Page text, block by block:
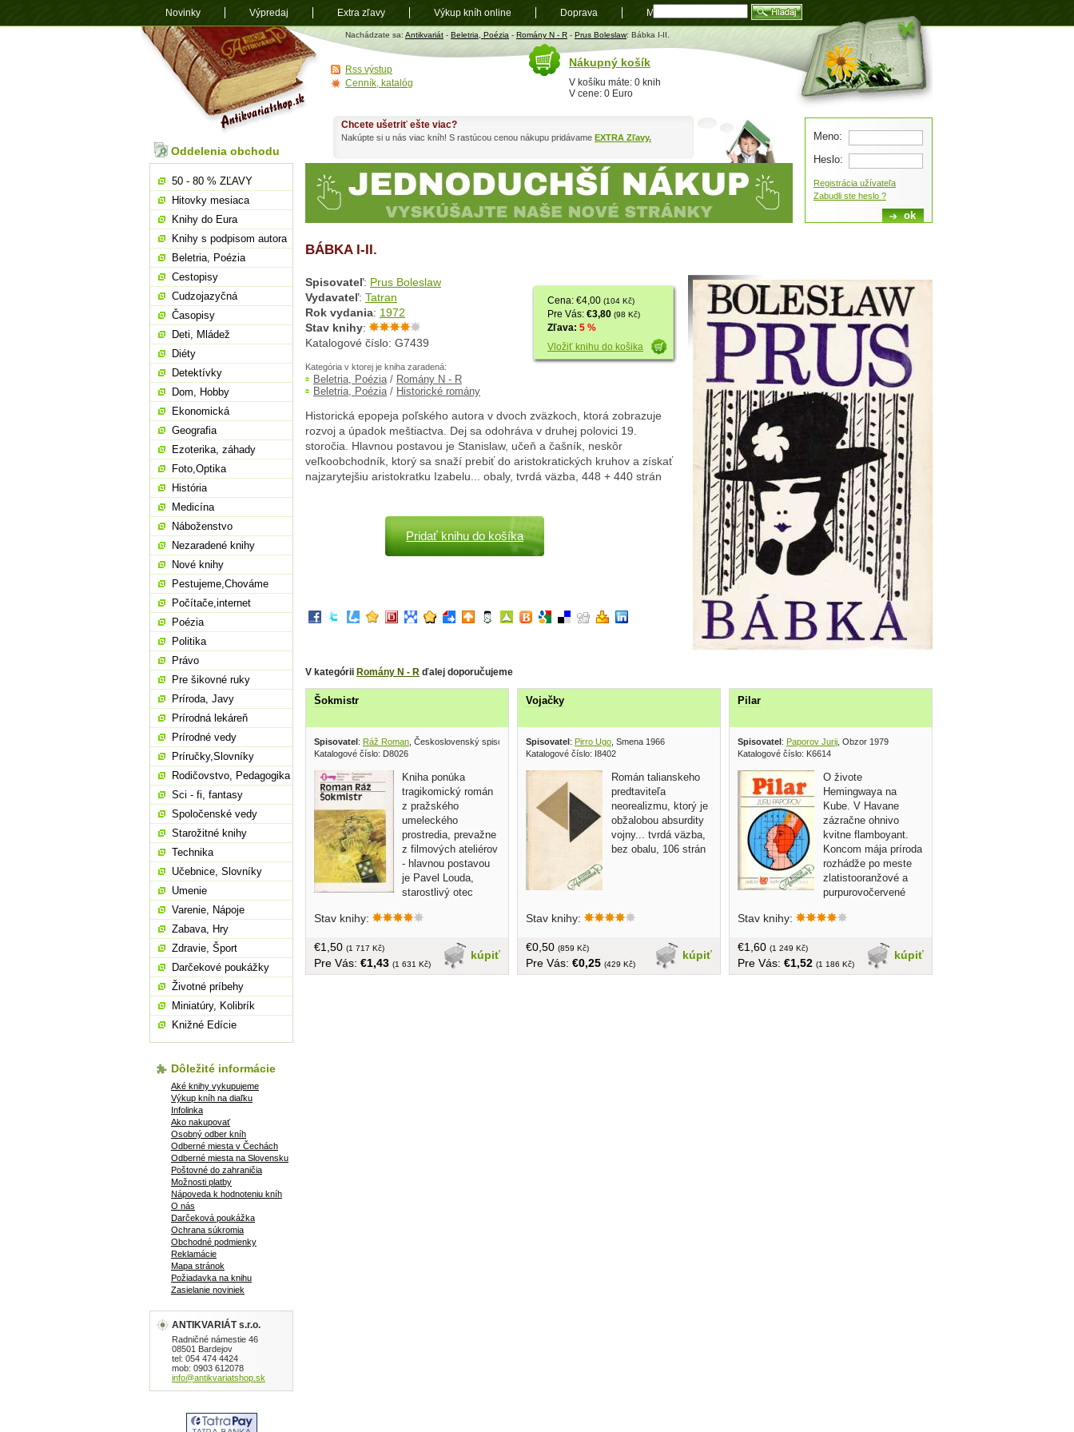
Antikvariát
shop.sk
Nachádzate sa: Antikvariát - Beletria, Poézia - Romány N - R - Prus Boleslaw: Bábka I-II.
BÁBKA I-II.
Cena: €4,00 (104 Kč)
Pre Vás: €3,80 (98 Kč)
Zľava: 5 %
Vložiť knihu do košika
Spisovateľ: Prus Boleslaw
Vydavateľ: Tatran
Rok vydania: 1972
Stav knihy:
Katalogové číslo: G7439
Kategória v ktorej je kniha zaradená:
Beletria, Poézia/ Romány N - R
Beletria, Poézia/ Historické romány
Historická epopeja poľského autora v dvoch zväzkoch, ktorá zobrazuje
rozvoj a úpadok meštiactva. Dej sa odohráva v druhej polovici 19.
storočia. Hlavnou postavou je Stanislaw, učeň a čašník, neskôr
veľkoobchodník, ktorý sa snaží prebiť do aristokratických kruhov a získať
najzarytejšiu aristokratku Izabelu... obaly, tvrdá väzba, 448 + 440 strán
Pridať knihu do košíka
V kategórii Romány N - R ďalej doporučujeme
Šokmistr
Spisovatel: Ráž Roman , Československý spisovatel 1990
Katalogové číslo: D8026
Kniha ponúka
tragikomický román
z pražského
umeleckého
prostredia, prevažne
z filmových ateliérov
- hlavnou postavou
je Pavel Louda,
starostlivý otec
milenec? Román je akousi sondou do
väzba, 400 strán
Stav knihy:
kúpiť
€1,50 (1 717 Kč)
Pre Vás: €1,43 (1 631 Kč)
Vojačky
Spisovatel: Pirro Ugo , Smena 1966
Katalogové číslo: I8402
Román talianskeho
predtaviteľa
neorealizmu, ktorý je
obžalobou absurdity
vojny... tvrdá väzba,
bez obalu, 106 strán
Stav knihy:
kúpiť
€0,50 (859 Kč)
Pre Vás: €0,25 (429 Kč)
Pilar
Spisovatel: Paporov Jurij , Obzor 1979
Katalogové číslo: K6614
O živote
Hemingwaya na
Kube. V Havane
zázračne ohnivo
kvitne flamboyant.
Koncom mája príroda
rozhádže po meste
zlatistooranžové a
purpurovočervené
kvety flamboyantu v zelených korunách
velikánskym hasnúcim iskrám padajú
pod nohy chodcov... obal, tvrdá väzba,
255 strán
Stav knihy:
kúpiť
€1,60 (1 249 Kč)
Pre Vás: €1,52 (1 186 Kč)
Chcete ušetriť ešte viac?
Nakúpte si u nás viac kníh! S rastúcou cenou nákupu pridávame EXTRA Zľavy.
Oddelenia obchodu
50 - 80 % ZĽAVY
Hitovky mesiaca
Knihy do Eura
Knihy s podpisom autora
Beletria, Poézia
Cestopisy
Cudzojazyčná
Časopisy
Deti, Mládež
Diéty
Detektívky
Dom, Hobby
Ekonomická
Geografia
Ezoterika, záhady
Foto,Optika
História
Medicína
Náboženstvo
Nezaradené knihy
Nové knihy
Pestujeme,Chováme
Počítače,internet
Poézia
Politika
Právo
Pre šikovné ruky
Príroda, Javy
Prírodná lekáreň
Prírodné vedy
Príručky,Slovníky
Rodičovstvo, Pedagogika
Sci - fi, fantasy
Spoločenské vedy
Starožitné knihy
Technika
Učebnice, Slovníky
Umenie
Varenie, Nápoje
Zabava, Hry
Zdravie, Šport
Darčekové poukážky
Životné príbehy
Miniatúry, Kolibrík
Knižné Edície
Dôležité informácie
Aké knihy vykupujeme
Výkup kníh na diaľku
Infolinka
Ako nakupovať
Osobný odber kníh
Odberné miesta v Čechách
Odberné miesta na Slovensku
Poštovné do zahraničia
Možnosti platby
Nápoveda k hodnoteniu kníh
O nás
Darčeková poukážka
Ochrana súkromia
Obchodné podmienky
Reklamácie
Mapa stránok
Požiadavka na knihu
Zasielanie noviniek
ANTIKVARIÁT s.r.o.
Radničné námestie 46
08501 Bardejov
tel: 054 474 4424
mob: 0903 612078
info@antikvariatshop.sk
Meno:
Heslo:
Registrácia užívateľa
Zabudli ste heslo ?
Nákupný košík
V košíku máte: 0 knih
V cene: 0 Euro
Rss výstup
Cenník, katalóg
Novinky Výpredaj Extra zľavy Výkup kníh online Doprava Mapa